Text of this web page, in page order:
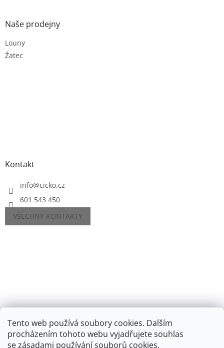
Tento web používá soubory cookies. Dalším
procházením tohoto webu vyjadřujete souhlas
sezásadami používání souborů cookies.
Naše prodejny
Louny
Žatec
Kontakt
info@cicko.cz
601 543 450
VŠECHNY KONTAKTY